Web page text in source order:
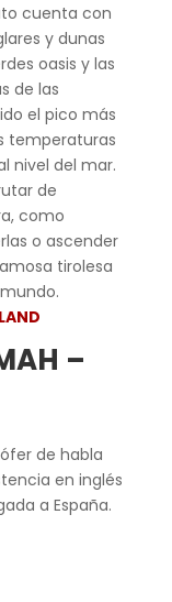
cuenta con
y dunas
oasis y las
de las
el pico más
temperaturas
nivel del mar.
de
como
o ascender
tirolesa
–
de habla
en inglés
a España.